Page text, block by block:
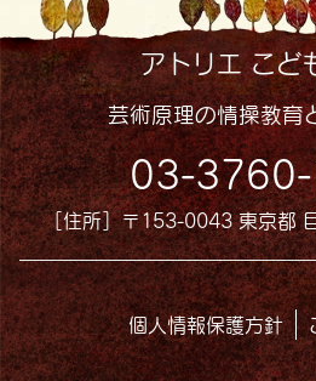
アトリエ こど
芸術原理の情操教育
03-
［住所］〒153-0043 東京都
個人情報保護方針